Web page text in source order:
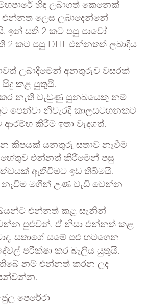
හිඳ ලබාගත් කෙනෙක්
එන්නත ලෙස ලබාදෙන්නේ
ඉන් සති 2 කට පසු පාවෝ
කට පසු DHL එන්නතත් ලබාදිය
ලබාදීමෙන් අනතුරුව වසරක්
සිදු කළ යුතුයි.
නැති වැඩුණු සුනඛයෙකු නම්
පෙන්වා නිවැරදි කාලසටහනකට
කිරීම ඉතා වැදගත්.
කීපයක් යනතුරු සතාව නෑවීම
එන්නත් කිරීමෙන් පසු
ඇතිවීමට ඉඩ තිබීමයි.
නෑවීම මගින් උණ වැඩි වෙන්න
එන්නත් කළ සැනින්
පුළුවන්. ඒ නිසා එන්නත් කළ
සතාගේ සමේ පළු හටගෙන
පරීක්ෂා කර බැලිය යුතුයි.
නම් එන්නත් කරන ලද
පෙරේරා